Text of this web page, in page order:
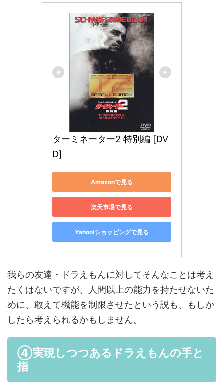
ターミネーター2 特別編 [DV
D]
Amazonで見る
楽天市場で見る
Yahoo!ショッピングで見る
我らの友達・ドラえもんに対してそんなことは考え
たくはないですが、人間以上の能力を持たせないた
めに、敢えて機能を制限させたという説も、もしか
したら考えられるかもしません。
④実現しつつあるドラえもんの手と
指